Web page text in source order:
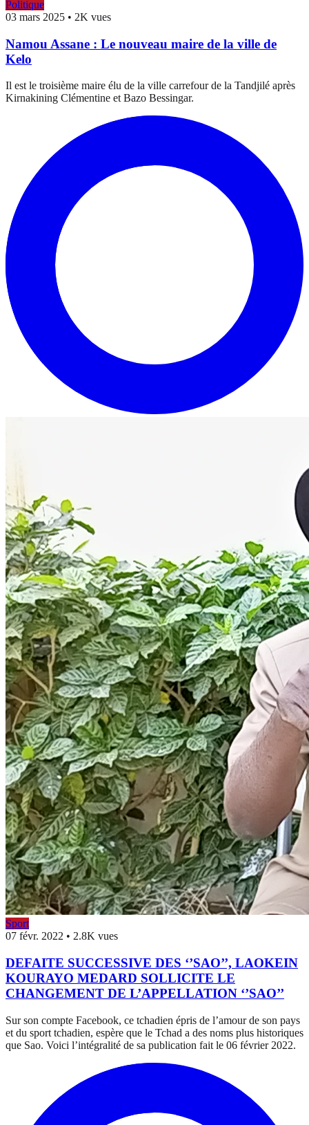
Politique
03 mars 2025 • 2K vues
Namou Assane : Le nouveau maire de la ville de
Kelo
Il est le troisième maire élu de la ville carrefour de la Tandjilé après
Kirnakining Clémentine et Bazo Bessingar.
Sport
07 févr. 2022 • 2.8K vues
DEFAITE SUCCESSIVE DES ‘’SAO’’, LAOKEIN
KOURAYO MEDARD SOLLICITE LE
CHANGEMENT DE L’APPELLATION ‘’SAO’’
Sur son compte Facebook, ce tchadien épris de l’amour de son pays
et du sport tchadien, espère que le Tchad a des noms plus historiques
que Sao. Voici l’intégralité de sa publication fait le 06 février 2022.